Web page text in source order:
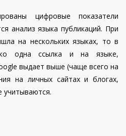
цифровые показатели
анализ языка публикаций. При
на нескольких языках, то в
одна ссылка и на языке,
выдает выше (чаще всего на
на личных сайтах и блогах,
учитываются.